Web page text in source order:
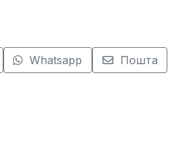
Whatsapp Пошта